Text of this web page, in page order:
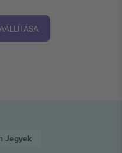
Jegyek